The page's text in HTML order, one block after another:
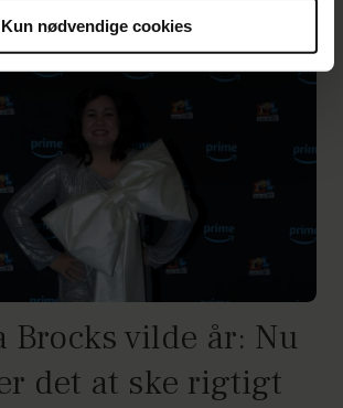
tid trække dit samtykke tilbage via
Du kan læse mere om vores
og behandling af
i forbindelse hermed i både
og cookiepolitik
Kun nødvendige cookies
Brocks vilde år: Nu
det at ske rigtigt